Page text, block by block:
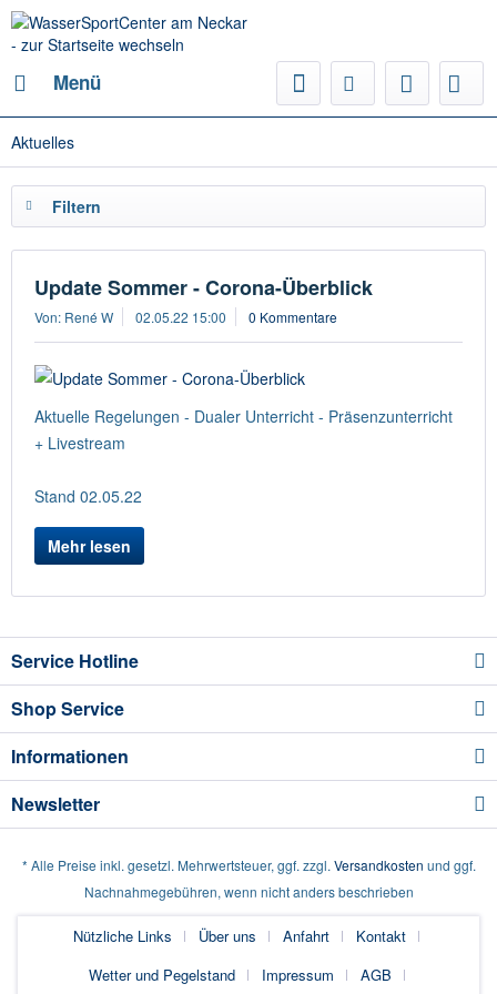
Menü
Aktuelles
Filtern
Update Sommer - Corona-Überblick
Von: René W 02.05.22 15:00 0 Kommentare
Aktuelle Regelungen - Dualer Unterricht - Präsenzunterricht
+ Livestream
Stand 02.05.22
Mehr lesen
Service Hotline
Shop Service
Informationen
Newsletter
* Alle Preise inkl. gesetzl. Mehrwertsteuer, ggf. zzgl. Versandkosten und ggf.
Nachnahmegebühren, wenn nicht anders beschrieben
Nützliche Links Über uns Anfahrt
Kontakt
Wetter und Pegelstand
Impressum AGB